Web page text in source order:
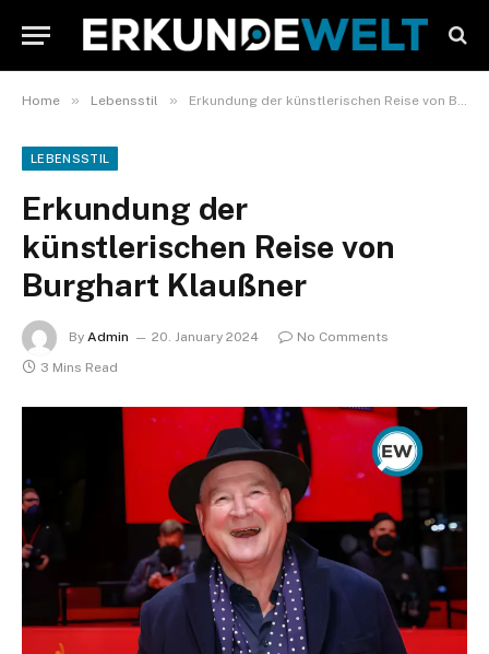
Home » Lebensstil » Erkundung der künstlerischen Reise von Burghart Klaußner
LEBENSSTIL
Erkundung der
künstlerischen Reise von
Burghart Klaußner
By Admin 20. January 2024
No Comments
3 Mins Read